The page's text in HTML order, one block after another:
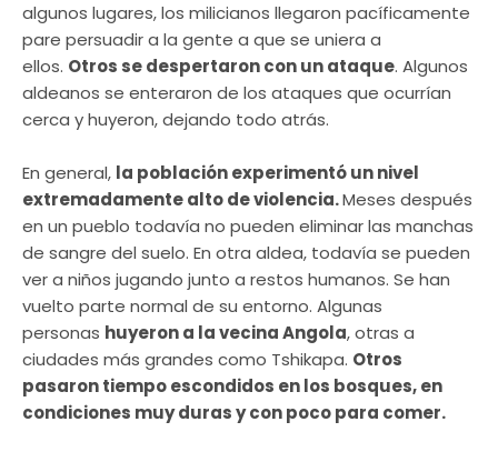
algunos lugares, los milicianos llegaron pacíficamente
pare persuadir a la gente a que se uniera a
ellos. Otros se despertaron con un ataque. Algunos
aldeanos se enteraron de los ataques que ocurrían
cerca y huyeron, dejando todo atrás.
En general, la población experimentó un nivel
extremadamente alto de violencia.Meses después
en un pueblo todavía no pueden eliminar las manchas
de sangre del suelo. En otra aldea, todavía se pueden
ver a niños jugando junto a restos humanos. Se han
vuelto parte normal de su entorno. Algunas
personas huyeron a la vecina Angola, otras a
ciudades más grandes como Tshikapa. Otros
pasaron tiempo escondidos en los bosques, en
condiciones muy duras y con poco para comer.